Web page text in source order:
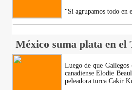
"Si agrupamos todo en
México suma plata en el
Luego de que
canadiense Elodie
peleadora turca Cakir